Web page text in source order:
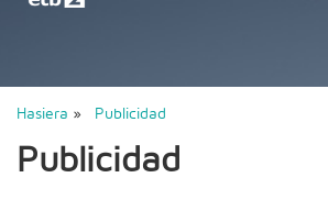
Hasiera » Publicidad
Publicidad